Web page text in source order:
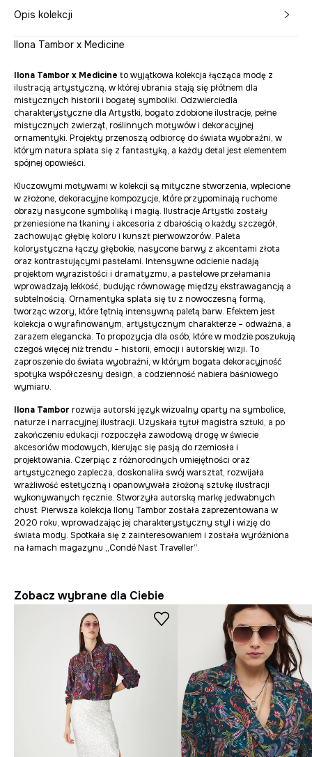
Opis kolekcji
Ilona Tambor x Medicine
Ilona Tambor x Medicine to wyjątkowa kolekcja łącząca modę z
ilustracją artystyczną, w której ubrania stają się płótnem dla
mistycznych historii i bogatej symboliki. Odzwierciedla
charakterystyczne dla Artystki, bogato zdobione ilustracje, pełne
mistycznych zwierząt, roślinnych motywów i dekoracyjnej
ornamentyki. Projekty przenoszą odbiorcę do świata wyobraźni, w
którym natura splata się z fantastyką, a każdy detal jest elementem
spójnej opowieści.
Kluczowymi motywami w kolekcji są mityczne stworzenia, wplecione
w złożone, dekoracyjne kompozycje, które przypominają ruchome
obrazy nasycone symboliką i magią. Ilustracje Artystki zostały
przeniesione na tkaniny i akcesoria z dbałością o każdy szczegół,
zachowując głębię koloru i kunszt pierwowzorów. Paleta
kolorystyczna łączy głębokie, nasycone barwy z akcentami złota
oraz kontrastującymi pastelami. Intensywne odcienie nadają
projektom wyrazistości i dramatyzmu, a pastelowe przełamania
wprowadzają lekkość, budując równowagę między ekstrawagancją a
subtelnością. Ornamentyka splata się tu z nowoczesną formą,
tworząc wzory, które tętnią intensywną paletą barw. Efektem jest
kolekcja o wyrafinowanym, artystycznym charakterze – odważna, a
zarazem elegancka. To propozycja dla osób, które w modzie poszukują
czegoś więcej niż trendu – historii, emocji i autorskiej wizji. To
zaproszenie do świata wyobraźni, w którym bogata dekoracyjność
spotyka współczesny design, a codzienność nabiera baśniowego
wymiaru.
Ilona Tambor rozwija autorski język wizualny oparty na symbolice,
naturze i narracyjnej ilustracji. Uzyskała tytuł magistra sztuki, a po
zakończeniu edukacji rozpoczęła zawodową drogę w świecie
akcesoriów modowych, kierując się pasją do rzemiosła i
projektowania. Czerpiąc z różnorodnych umiejętności oraz
artystycznego zaplecza, doskonaliła swój warsztat, rozwijała
wrażliwość estetyczną i opanowywała złożoną sztukę ilustracji
wykonywanych ręcznie. Stworzyła autorską markę jedwabnych
chust. Pierwsza kolekcja Ilony Tambor została zaprezentowana w
2020 roku, wprowadzając jej charakterystyczny styl i wizję do
świata mody. Spotkała się z zainteresowaniem i została wyróżniona
na łamach magazynu „Condé Nast Traveller”.
Zobacz wybrane dla Ciebie